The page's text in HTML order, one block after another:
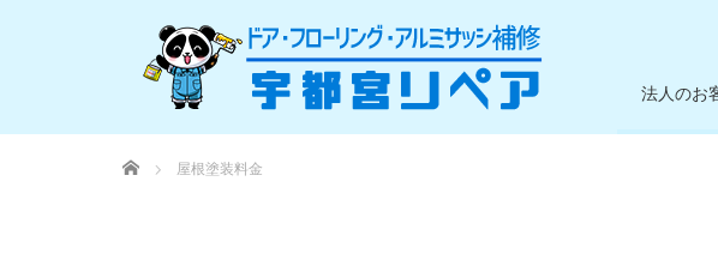
法人のお
Home 屋根塗装料金